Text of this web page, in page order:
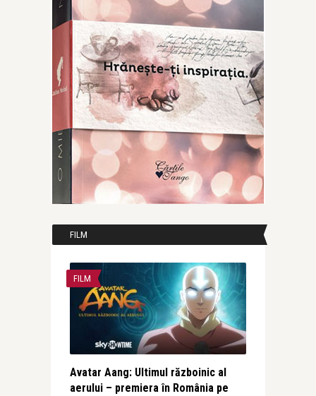
FILM
FILM
Avatar Aang: Ultimul războinic al
aerului – premiera în România pe